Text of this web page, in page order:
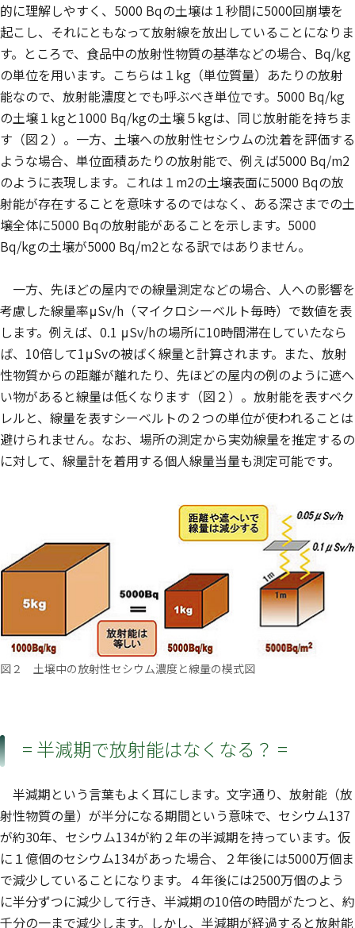
的に理解しやすく、5000 Bqの土壌は１秒間に5000回崩壊を
起こし、それにともなって放射線を放出していることになりま
す。ところで、食品中の放射性物質の基準などの場合、Bq/kg
の単位を用います。こちらは１kg（単位質量）あたりの放射
能なので、放射能濃度とでも呼ぶべき単位です。5000 Bq/kg
の土壌１kgと1000 Bq/kgの土壌５kgは、同じ放射能を持ちま
す（図２）。一方、土壌への放射性セシウムの沈着を評価する
ような場合、単位面積あたりの放射能で、例えば5000 Bq/m2
のように表現します。これは１m2の土壌表面に5000 Bqの放
射能が存在することを意味するのではなく、ある深さまでの土
壌全体に5000 Bqの放射能があることを示します。5000
Bq/kgの土壌が5000 Bq/m2となる訳ではありません。
一方、先ほどの屋内での線量測定などの場合、人への影響を
考慮した線量率μSv/h（マイクロシーベルト毎時）で数値を表
します。例えば、0.1 μSv/hの場所に10時間滞在していたなら
ば、10倍して1μSvの被ばく線量と計算されます。また、放射
性物質からの距離が離れたり、先ほどの屋内の例のように遮へ
い物があると線量は低くなります（図２）。放射能を表すベク
レルと、線量を表すシーベルトの２つの単位が使われることは
避けられません。なお、場所の測定から実効線量を推定するの
に対して、線量計を着用する個人線量当量も測定可能です。
図２ 土壌中の放射性セシウム濃度と線量の模式図
= 半減期で放射能はなくなる？ =
半減期という言葉もよく耳にします。文字通り、放射能（放
射性物質の量）が半分になる期間という意味で、セシウム137
が約30年、セシウム134が約２年の半減期を持っています。仮
に１億個のセシウム134があった場合、２年後には5000万個ま
で減少していることになります。４年後には2500万個のよう
に半分ずつに減少して行き、半減期の10倍の時間がたつと、約
千分の一まで減少します。しかし、半減期が経過すると放射能